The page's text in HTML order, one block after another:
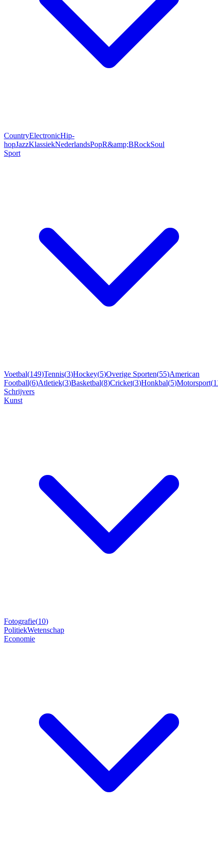
CountryElectronicHip-
hopJazzKlassiekNederlandsPopR&amp;BRockSoul
Sport
Voetbal(149)Tennis(3)Hockey(5)Overige Sporten(55)American
Football(6)Atletiek(3)Basketbal(8)Cricket(3)Honkbal(5)Motorsport(
Schrijvers
Kunst
Fotografie(10)
PolitiekWetenschap
Economie